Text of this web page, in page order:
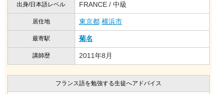
出身/日本語レベル FRANCE / 中級
居住地 東京都 横浜市
最寄駅 菊名
講師歴 2011年8月
フランス語を勉強する生徒へアドバイス